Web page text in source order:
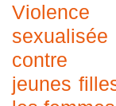
Violence
sexualisée
contre
jeunes